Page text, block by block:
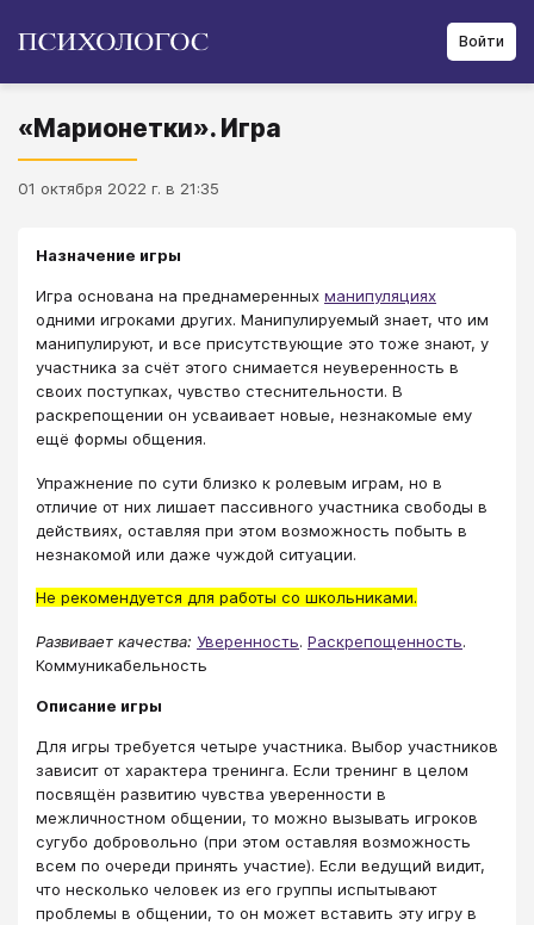
Войти
«Марионетки». Игра
01 октября 2022 г. в 21:35
Назначение игры
Игра основана на преднамеренных манипуляциях
одними игроками других. Манипулируемый знает, что им
манипулируют, и все присутствующие это тоже знают, у
участника за счёт этого снимается неуверенность в
своих поступках, чувство стеснительности. В
раскрепощении он усваивает новые, незнакомые ему
ещё формы общения.
Упражнение по сути близко к ролевым играм, но в
отличие от них лишает пассивного участника свободы в
действиях, оставляя при этом возможность побыть в
незнакомой или даже чуждой ситуации.
Не рекомендуется для работы со школьниками.
Развивает качества: Уверенность. Раскрепощенность.
Коммуникабельность
Описание игры
Для игры требуется четыре участника. Выбор участников
зависит от характера тренинга. Если тренинг в целом
посвящён развитию чувства уверенности в
межличностном общении, то можно вызывать игроков
сугубо добровольно (при этом оставляя возможность
всем по очереди принять участие). Если ведущий видит,
что несколько человек из его группы испытывают
проблемы в общении, то он может вставить эту игру в